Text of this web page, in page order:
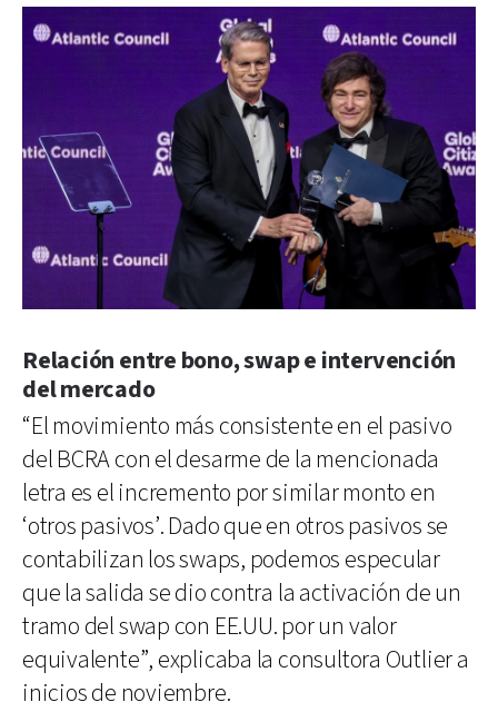
Relación entre bono, swap e intervención
del mercado
“El movimiento más consistente en el pasivo
del BCRA con el desarme de la mencionada
letra es el incremento por similar monto en
‘otros pasivos’. Dado que en otros pasivos se
contabilizan los swaps, podemos especular
que la salida se dio contra la activación de un
tramo del swap con EE.UU. por un valor
equivalente”, explicaba la consultora Outlier a
inicios de noviembre.